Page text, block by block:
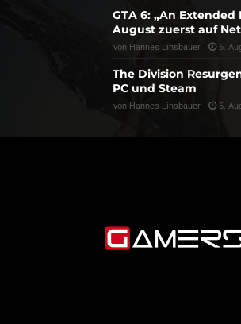
GTA 6: „An
August zuerst auf
von Hannes Linsbauer 6.
The Division
PC und Steam
von Hannes Linsbauer 6.